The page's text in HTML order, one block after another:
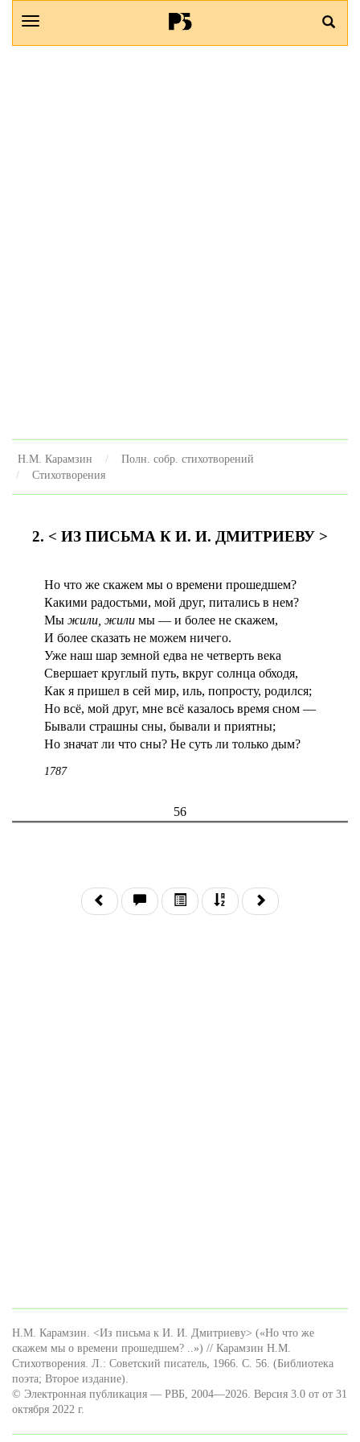
Н.М. Карамзин
Полн. собр. стихотворений
Стихотворения
2. < ИЗ ПИСЬМА К И. И. ДМИТРИЕВУ >
Но что же скажем мы о времени прошедшем?
Какими радостьми, мой друг, питались в нем?
Мы жили, жили мы — и более не скажем,
И более сказать не можем ничего.
Уже наш шар земной едва не четверть века
Свершает круглый путь, вкруг солнца обходя,
Как я пришел в сей мир, иль, попросту, родился;
Но всё, мой друг, мне всё казалось время сном —
Бывали страшны сны, бывали и приятны;
Но значат ли что сны? Не суть ли только дым?
1787
56
Н.М. Карамзин. <Из письма к И. И. Дмитриеву> («Но что же
скажем мы о времени прошедшем? ..») // Карамзин Н.М.
Стихотворения. Л.: Советский писатель, 1966. С. 56. (Библиотека
поэта; Второе издание).
© Электронная публикация — РВБ, 2004—2026. Версия 3.0 от от 31
октября 2022 г.